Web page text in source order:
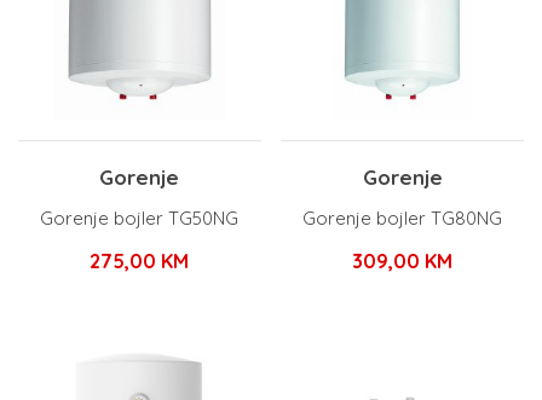
Gorenje
Gorenje bojler TG50NG
275,00 KM
Gorenje
Gorenje bojler TG80NG
309,00 KM